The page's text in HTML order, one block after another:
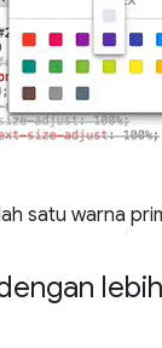
satu warna